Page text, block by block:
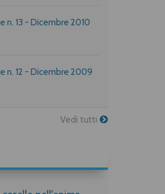
propone una deliziosa
n. 13 - Dicembre 2010
n. 12 - Dicembre 2009
Vedi tutti